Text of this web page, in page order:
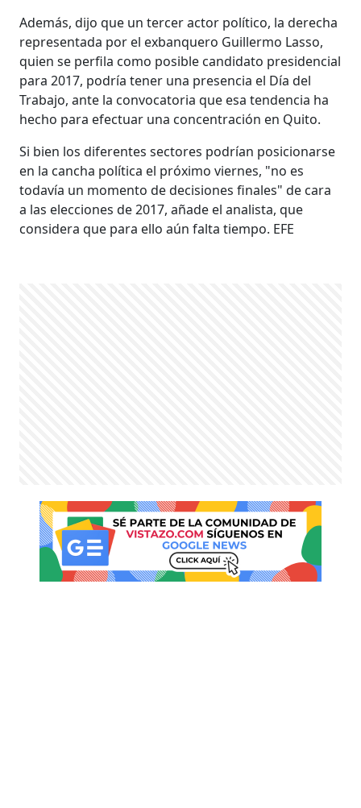
Además, dijo que un tercer actor político, la derecha
representada por el exbanquero Guillermo Lasso,
quien se perfila como posible candidato presidencial
para 2017, podría tener una presencia el Día del
Trabajo, ante la convocatoria que esa tendencia ha
hecho para efectuar una concentración en Quito.
Si bien los diferentes sectores podrían posicionarse
en la cancha política el próximo viernes, "no es
todavía un momento de decisiones finales" de cara
a las elecciones de 2017, añade el analista, que
considera que para ello aún falta tiempo. EFE